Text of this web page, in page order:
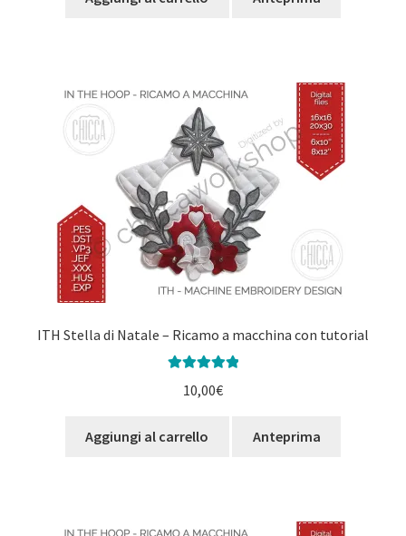
ITH Stella di Natale – Ricamo a macchina con tutorial
su 5
10,00€
Aggiungi al carrello Anteprima